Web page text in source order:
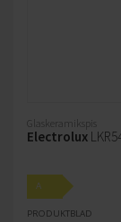
Glaskeramikspis
Electrolux
A
PRODUKTBLAD